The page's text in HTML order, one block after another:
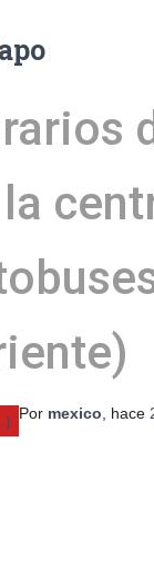
Por mexico , hace